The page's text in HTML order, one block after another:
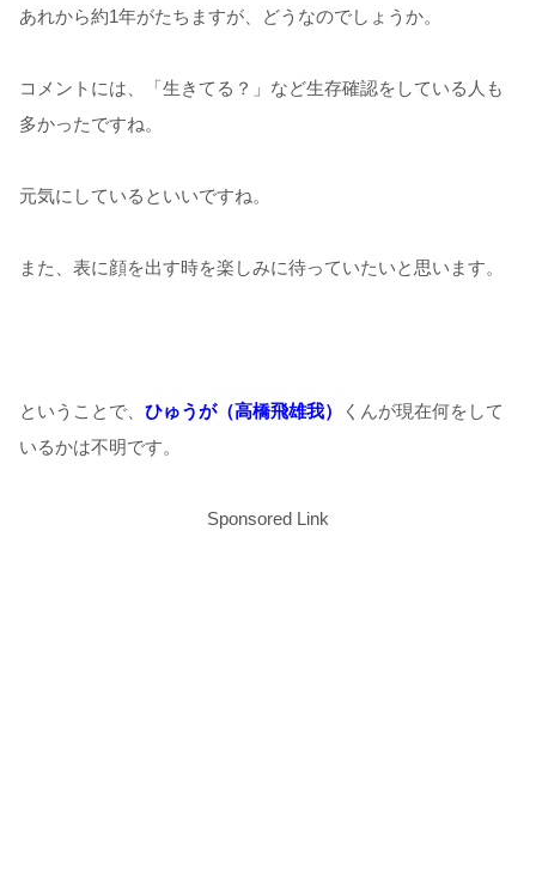
あれから約1年がたちますが、どうなのでしょうか。
コメントには、「生きてる？」など生存確認をしている人も
多かったですね。
元気にしているといいですね。
また、表に顔を出す時を楽しみに待っていたいと思います。
ということで、 ひゅうが（高橋飛雄我）
くんが現在何をして
いるかは不明です。
Sponsored Link